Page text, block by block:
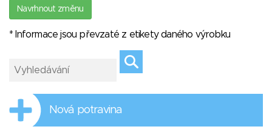
Navrhnout změnu
* Informace jsou převzaté z etikety daného výrobku
Nová potravina